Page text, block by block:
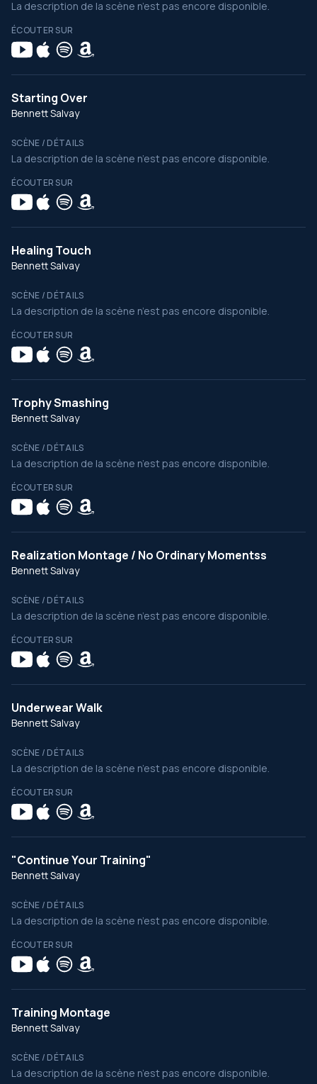
La description de la scène n’est pas encore disponible.
ÉCOUTER SUR
Starting Over
Bennett Salvay
SCÈNE / DÉTAILS
La description de la scène n’est pas encore disponible.
ÉCOUTER SUR
Healing Touch
Bennett Salvay
SCÈNE / DÉTAILS
La description de la scène n’est pas encore disponible.
ÉCOUTER SUR
Trophy Smashing
Bennett Salvay
SCÈNE / DÉTAILS
La description de la scène n’est pas encore disponible.
ÉCOUTER SUR
Realization Montage / No Ordinary Momentss
Bennett Salvay
SCÈNE / DÉTAILS
La description de la scène n’est pas encore disponible.
ÉCOUTER SUR
Underwear Walk
Bennett Salvay
SCÈNE / DÉTAILS
La description de la scène n’est pas encore disponible.
ÉCOUTER SUR
"Continue Your Training"
Bennett Salvay
SCÈNE / DÉTAILS
La description de la scène n’est pas encore disponible.
ÉCOUTER SUR
Training Montage
Bennett Salvay
SCÈNE / DÉTAILS
La description de la scène n’est pas encore disponible.